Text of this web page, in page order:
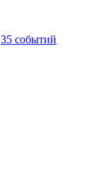
35 событий